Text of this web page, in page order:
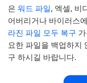
은 워드 파일, 엑셀, 비
어버리거나 바이러스
라진 파일 모두 복구
요한 파일을 백업하지
구 하시길 바랍니다.